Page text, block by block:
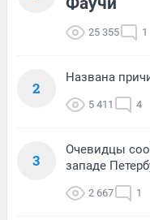
25 355 1
2
Названа
5 411 4
3
Очевидцы
западе
2 667 1